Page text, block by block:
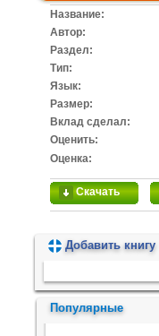
Название:
Автор:
Раздел:
Тип:
Язык:
Размер:
Вклад сделал:
Оценить:
Оценка:
Скачать
Добавить книгу
Популярные